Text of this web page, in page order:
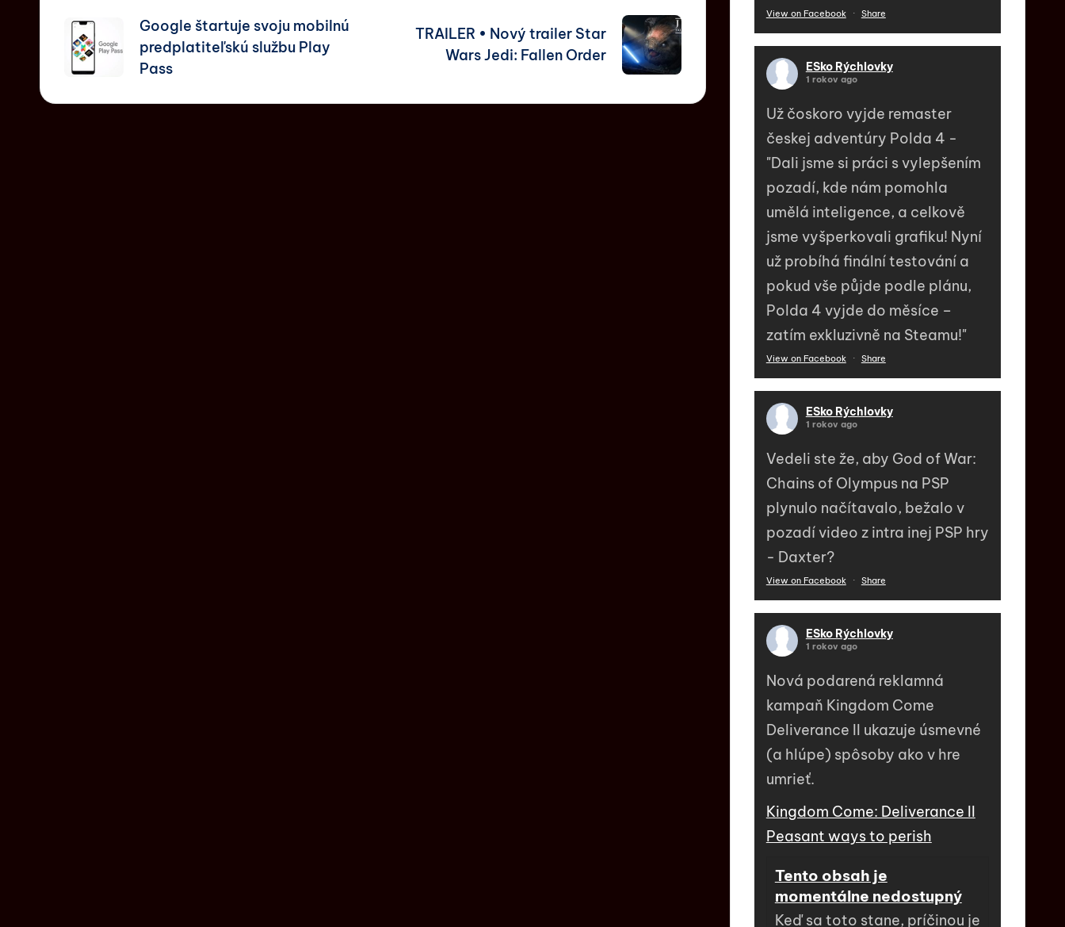
Google štartuje svoju mobilnú
predplatiteľskú službu Play
Pass
TRAILER • Nový trailer Star
Wars Jedi: Fallen Order
View on Facebook · Share
ESko Rýchlovky
1 rokov ago
Už čoskoro vyjde remaster
českej adventúry Polda 4 -
"Dali jsme si práci s vylepšením
pozadí, kde nám pomohla
umělá inteligence, a celkově
jsme vyšperkovali grafiku! Nyní
už probíhá finální testování a
pokud vše půjde podle plánu,
Polda 4 vyjde do měsíce –
zatím exkluzivně na Steamu!"
View on Facebook · Share
ESko Rýchlovky
1 rokov ago
Vedeli ste že, aby God of War:
Chains of Olympus na PSP
plynulo načítavalo, bežalo v
pozadí video z intra inej PSP hry
- Daxter?
View on Facebook · Share
ESko Rýchlovky
1 rokov ago
Nová podarená reklamná
kampaň Kingdom Come
Deliverance II ukazuje úsmevné
(a hlúpe) spôsoby ako v hre
umrieť.
Kingdom Come: Deliverance II
Peasant ways to perish
Tento obsah je
momentálne nedostupný
Keď sa toto stane, príčinou je